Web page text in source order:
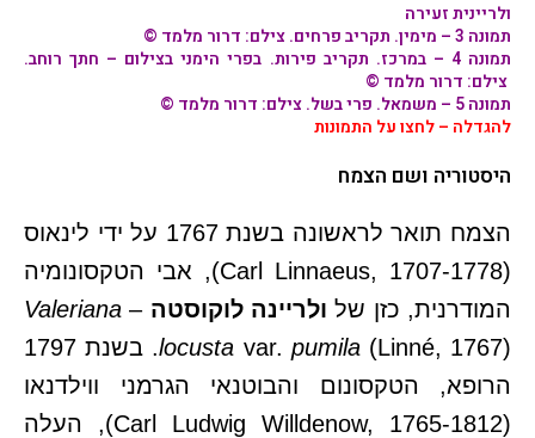
ולריינית זעירה
תמונה 3 – מימין. תקריב פרחים. צילם: דרור מלמד ©
תמונה 4 – במרכז. תקריב פירות. בפרי הימני בצילום – חתך רוחב.
צילם: דרור מלמד ©
תמונה 5 – משמאל. פרי בשל. צילם: דרור מלמד ©
להגדלה – לחצו על התמונות
היסטוריה ושם הצמח
הצמח תואר לראשונה בשנת 1767 על ידי לינאוס
(Carl Linnaeus, 1707-1778), אבי הטקסונומיה
המודרנית, כזן של ולריינה לוקוסטה –
Valeriana
locusta var. pumila
(Linné, 1767). בשנת 1797
הרופא, הטקסונום והבוטנאי הגרמני ווילדנאו
(Carl Ludwig Willdenow, 1765-1812), העלה